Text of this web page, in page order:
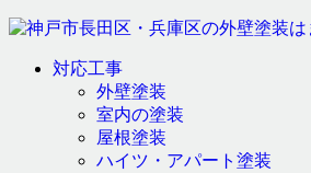
対応工事
外壁塗装
室内の塗装
屋根塗装
ハイツ・アパート塗装